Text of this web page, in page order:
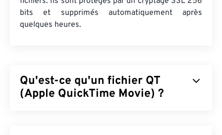
bits et supprimés automatiquement après
quelques heures.
Qu'est-ce qu'un fichier QT
(Apple QuickTime Movie) ?